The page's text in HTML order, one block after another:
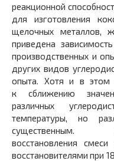
реакционной
для изготовления
щелочных металлов,
приведена
производственных и
других видов
опыта. Хотя и в этом
к сближению
различных
температуры, но
существенным.
восстановления
восстановителями при